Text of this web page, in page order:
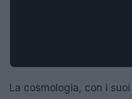
La cosmologia, con i